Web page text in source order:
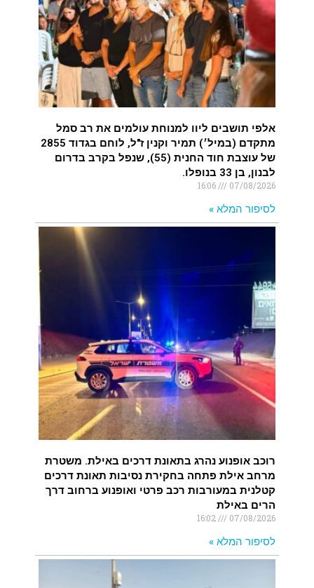
איציק נועם מייסד מקומו ערב ערב נפטר
אלפי תושבים ליוו למנוחת עולמים את רב סמל
מתקדם (במיל׳) תמיר וקנין ז"ל, לוחם בגדוד 2855
של עוצבת חוד החנית (55), שנפל בקרב בדרום
לבנון, בן 33 בנופלו.
07/08/2026
לסיפור המלא »
רוכב אופנוע נהרג בתאונת דרכים באילת. משטרת
מרחב אילת פתחה בחקירת נסיבות תאונת דרכים
קטלנית במעורבות רכב פרטי ואופנוע ברחוב דרך
הרים באילת
07/08/2026
לסיפור המלא »